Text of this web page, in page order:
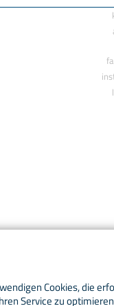
Cookies, die
Service zu